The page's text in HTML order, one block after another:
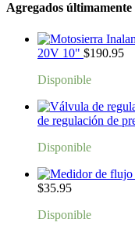
Agregados últimamente
20V 10" $190.95
Disponible
de regulación de
Disponible
$35.95
Disponible